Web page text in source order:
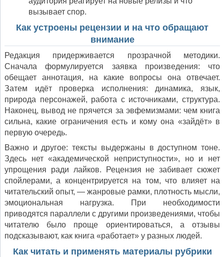
вызывает спор.
Как устроены рецензии и на что обращают
внимание
Редакция придерживается прозрачной методики.
Сначала формулируется заявка произведения: что
обещает аннотация, на какие вопросы она отвечает.
Затем идёт проверка исполнения: динамика, язык,
природа персонажей, работа с источниками, структура.
Наконец, вывод не прячется за эвфемизмами: чем книга
сильна, какие ограничения есть и кому она «зайдёт» в
первую очередь.
Важно и другое: тексты выдержаны в доступном тоне.
Здесь нет «академической неприступности», но и нет
упрощения ради лайков. Рецензия не забивает сюжет
спойлерами, а концентрируется на том, что влияет на
читательский опыт, — жанровые рамки, плотность мысли,
эмоциональная нагрузка. При необходимости
приводятся параллели с другими произведениями, чтобы
читателю было проще ориентироваться, а отзывы
подсказывают, как книга «работает» у разных людей.
Как читать и применять материалы рубрики